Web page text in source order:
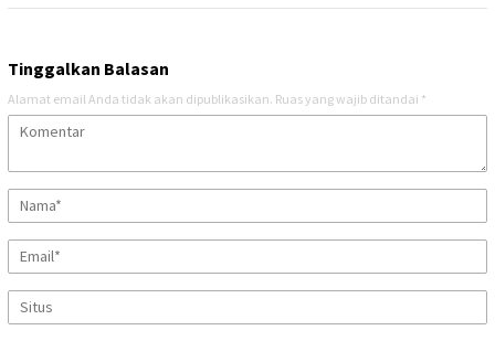
Tinggalkan Balasan
Alamat email Anda tidak akan dipublikasikan. Ruas yang wajib ditandai *